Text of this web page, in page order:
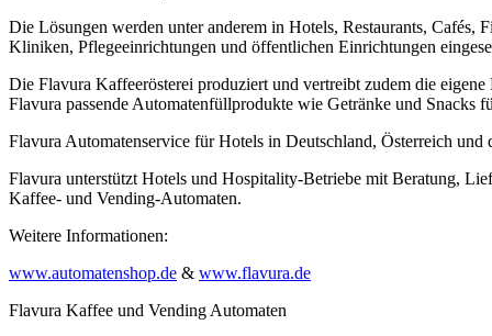
Die Lösungen werden unter anderem in Hotels, Restaurants, Cafés,
Kliniken, Pflegeeinrichtungen und öffentlichen Einrichtungen
Die Flavura Kaffeerösterei produziert und vertreibt zudem die
Flavura passende Automatenfüllprodukte wie Getränke und Snacks
Flavura Automatenservice für Hotels in Deutschland, Österreich und
Flavura unterstützt Hotels und Hospitality-Betriebe mit Beratung,
Kaffee- und Vending-Automaten.
Weitere Informationen:
www.automatenshop.de & www.flavura.de
Flavura Kaffee und Vending Automaten